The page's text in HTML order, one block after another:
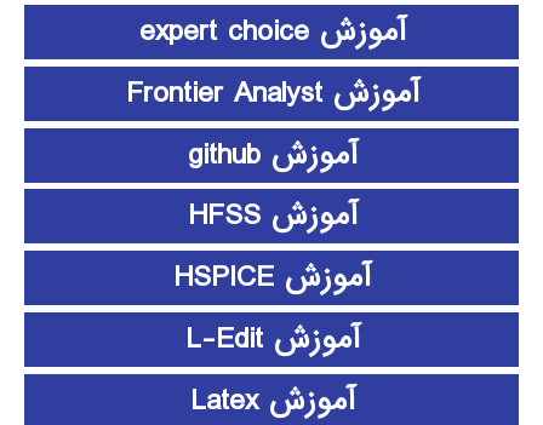
آموزش expert choice
آموزش Frontier Analyst
آموزش github
آموزش HFSS
آموزش HSPICE
آموزش L-Edit
آموزش Latex